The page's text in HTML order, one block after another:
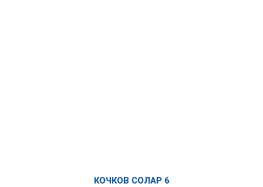
КОЧКОВ СОЛАР 6